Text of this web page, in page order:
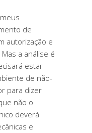
de
autorização e
a análise é
estar
de não-
para dizer
não o
deverá
e